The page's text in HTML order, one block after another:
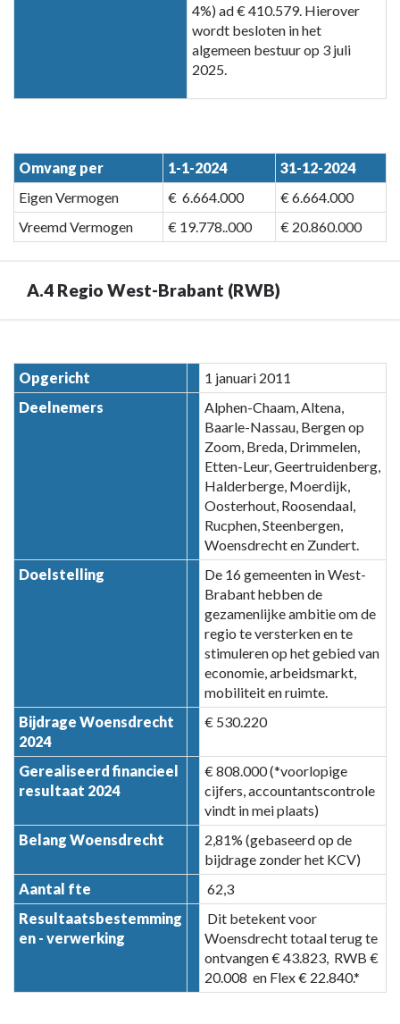
4%) ad € 410.579. Hierover
wordt besloten in het
algemeen bestuur op 3 juli
2025.
Omvang per 1-1-2024
31-12-2024
Eigen Vermogen
€ 6.664.000
€ 6.664.000
Vreemd Vermogen
€ 19.778..000 € 20.860.000
A.4 Regio West-Brabant (RWB)
naar
navigatie
Regio
West-
Opgericht
1 januari 2011
Deelnemers
Alphen-Chaam, Altena,
Baarle-Nassau, Bergen op
Zoom, Breda, Drimmelen,
Etten-Leur, Geertruidenberg,
Halderberge, Moerdijk,
Oosterhout, Roosendaal,
Rucphen, Steenbergen,
Woensdrecht en Zundert.
Doelstelling
De 16 gemeenten in West-
Brabant hebben de
gezamenlijke ambitie om de
regio te versterken en te
stimuleren op het gebied van
economie, arbeidsmarkt,
mobiliteit en ruimte.
Bijdrage Woensdrecht
2024
€ 530.220
Gerealiseerd financieel
resultaat 2024
€ 808.000 (*voorlopige
cijfers, accountantscontrole
vindt in mei plaats)
Belang Woensdrecht
2,81% (gebaseerd op de
bijdrage zonder het KCV)
Aantal fte
62,3
Resultaatsbestemming
en - verwerking
Dit betekent voor
Woensdrecht totaal terug te
ontvangen € 43.823, RWB €
20.008 en Flex € 22.840.*